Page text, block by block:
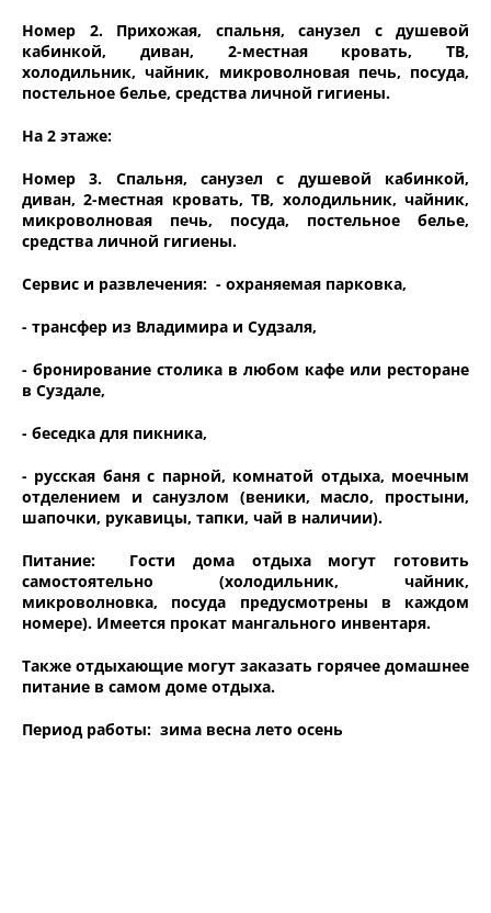
Номер 2. Прихожая, спальня, санузел с душевой
кабинкой, диван, 2-местная кровать, ТВ,
холодильник, чайник, микроволновая печь, посуда,
постельное белье, средства личной гигиены.
На 2 этаже:
Номер 3. Спальня, санузел с душевой кабинкой,
диван, 2-местная кровать, ТВ, холодильник, чайник,
микроволновая печь, посуда, постельное белье,
средства личной гигиены.
Сервис и развлечения: - охраняемая парковка,
- трансфер из Владимира и Судзаля,
- бронирование столика в любом кафе или ресторане
в Суздале,
- беседка для пикника,
- русская баня с парной, комнатой отдыха, моечным
отделением и санузлом (веники, масло, простыни,
шапочки, рукавицы, тапки, чай в наличии).
Питание: Гости дома отдыха могут готовить
самостоятельно (холодильник, чайник,
микроволновка, посуда предусмотрены в каждом
номере). Имеется прокат мангального инвентаря.
Также отдыхающие могут заказать горячее домашнее
питание в самом доме отдыха.
Период работы: зима весна лето осень